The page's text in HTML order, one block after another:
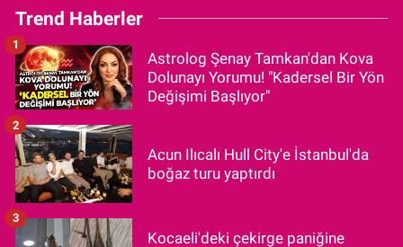
Trend Haberler
Astrolog Şenay Tamkan'dan Kova
Dolunayı Yorumu! "Kadersel Bir Yön
Değişimi Başlıyor"
1
Acun Ilıcalı Hull City'e İstanbul'da
boğaz turu yaptırdı
2
Kocaeli'deki çekirge paniğine
3